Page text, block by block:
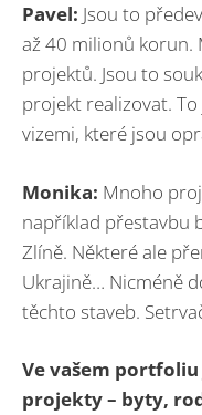
Pavel: Jsou to
až 40 milionů korun.
projektů. Jsou to
projekt realizovat.
vizemi, které jsou
Monika: Mnoho
například přestavbu
Zlíně. Některé ale
Ukrajině… Nicméně
těchto staveb.
Ve vašem
projekty – byty,